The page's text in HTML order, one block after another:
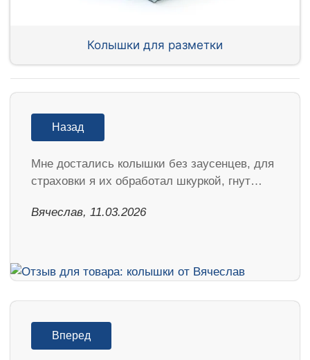
Колышки для разметки
Назад
Мне достались колышки без заусенцев, для
страховки я их обработал шкуркой, гнут…
Вячеслав, 11.03.2026
Вперед